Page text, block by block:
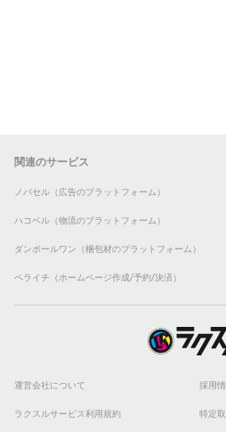
関連のサービス
ノバセル（広告のプラットフォーム）
ハコベル（物流のプラットフォーム）
ダンボールワン（梱包材のプラットフォーム）
ペライチ（ホームページ作成/予約/決済）
運営会社について 採用
ラクスルサービス利用規約 特定